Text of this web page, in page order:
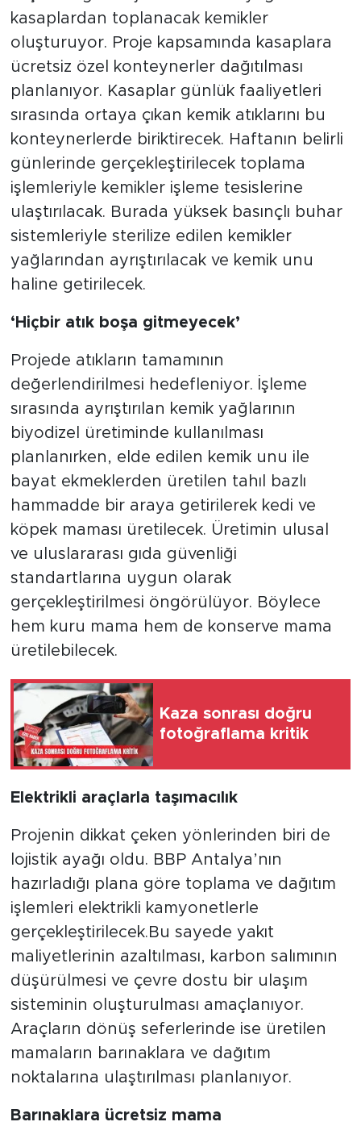
kasaplardan toplanacak kemikler
oluşturuyor. Proje kapsamında kasaplara
ücretsiz özel konteynerler dağıtılması
planlanıyor. Kasaplar günlük faaliyetleri
sırasında ortaya çıkan kemik atıklarını bu
konteynerlerde biriktirecek. Haftanın belirli
günlerinde gerçekleştirilecek toplama
işlemleriyle kemikler işleme tesislerine
ulaştırılacak. Burada yüksek basınçlı buhar
sistemleriyle sterilize edilen kemikler
yağlarından ayrıştırılacak ve kemik unu
haline getirilecek.
‘Hiçbir atık boşa gitmeyecek’
Projede atıkların tamamının
değerlendirilmesi hedefleniyor. İşleme
sırasında ayrıştırılan kemik yağlarının
biyodizel üretiminde kullanılması
planlanırken, elde edilen kemik unu ile
bayat ekmeklerden üretilen tahıl bazlı
hammadde bir araya getirilerek kedi ve
köpek maması üretilecek. Üretimin ulusal
ve uluslararası gıda güvenliği
standartlarına uygun olarak
gerçekleştirilmesi öngörülüyor. Böylece
hem kuru mama hem de konserve mama
üretilebilecek.
Kaza sonrası doğru
fotoğraflama kritik
Elektrikli araçlarla taşımacılık
Projenin dikkat çeken yönlerinden biri de
lojistik ayağı oldu. BBP Antalya’nın
hazırladığı plana göre toplama ve dağıtım
işlemleri elektrikli kamyonetlerle
gerçekleştirilecek.Bu sayede yakıt
maliyetlerinin azaltılması, karbon salımının
düşürülmesi ve çevre dostu bir ulaşım
sisteminin oluşturulması amaçlanıyor.
Araçların dönüş seferlerinde ise üretilen
mamaların barınaklara ve dağıtım
noktalarına ulaştırılması planlanıyor.
Barınaklara ücretsiz mama